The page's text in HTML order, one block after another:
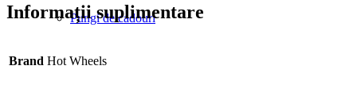
Pungi de cadouri
Informații suplimentare
Brand Hot Wheels